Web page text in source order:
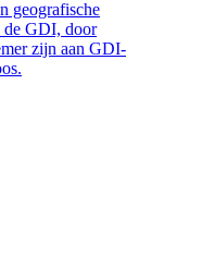
geografische
de GDI, door
zijn aan GDI-